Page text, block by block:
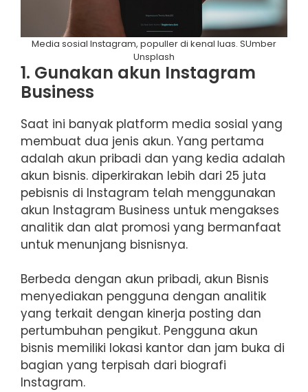
Media sosial Instagram, populler di kenal luas. SUmber
Unsplash
1. Gunakan akun Instagram
Business
Saat ini banyak platform media sosial yang
membuat dua jenis akun. Yang pertama
adalah akun pribadi dan yang kedia adalah
akun bisnis. diperkirakan lebih dari 25 juta
pebisnis di Instagram telah menggunakan
akun Instagram Business untuk mengakses
analitik dan alat promosi yang bermanfaat
untuk menunjang bisnisnya.
Berbeda dengan akun pribadi, akun Bisnis
menyediakan pengguna dengan analitik
yang terkait dengan kinerja posting dan
pertumbuhan pengikut. Pengguna akun
bisnis memiliki lokasi kantor dan jam buka di
bagian yang terpisah dari biografi
Instagram.